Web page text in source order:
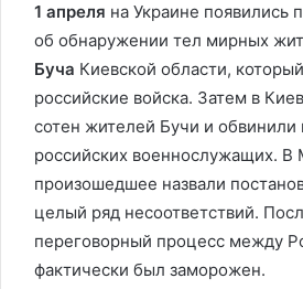
1 апреля на Украине появились
об обнаружении тел мирных
Буча Киевской области,
российские войска. Затем в
сотен жителей Бучи и обвинили
российских военнослужащих. В
произошедшее назвали
целый ряд несоответствий.
переговорный процесс между
фактически был заморожен.